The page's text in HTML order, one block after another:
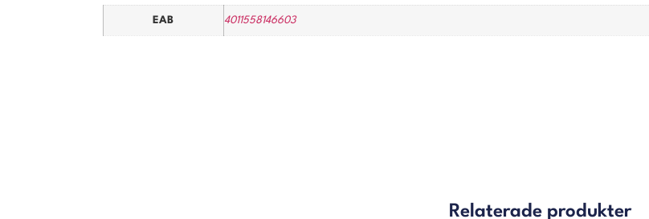
EAB 4011558146603
Relaterade produkter